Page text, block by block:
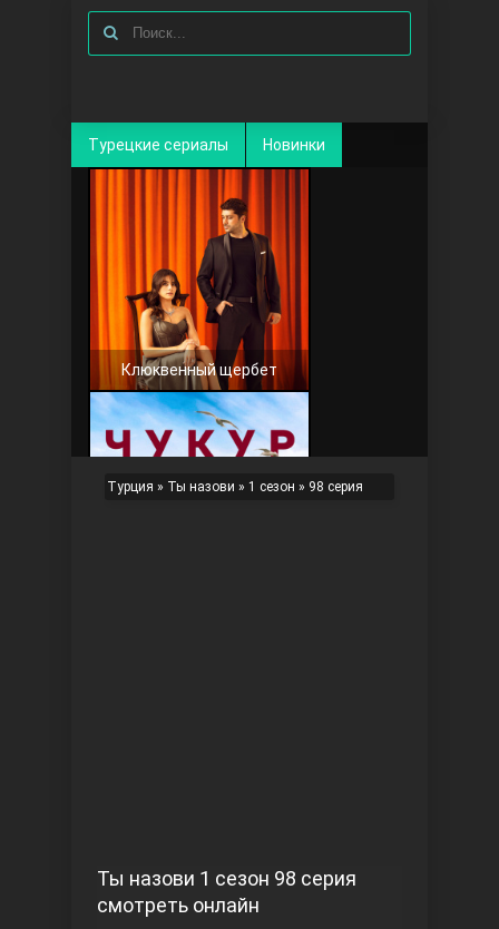
Турецкие сериалы Новинки
Клюквенный щербет
Турция » Ты назови » 1 сезон » 98 серия
Ты назови 1 сезон 98 серия
смотреть онлайн